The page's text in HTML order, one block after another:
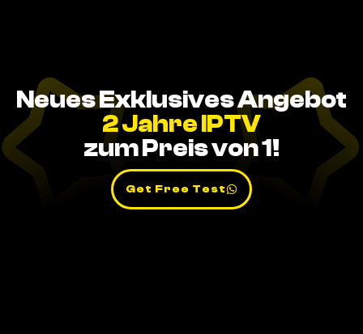
Neues Exklusives Angebot
2 Jahre IPTV
zum Preis von 1!
Get Free Test